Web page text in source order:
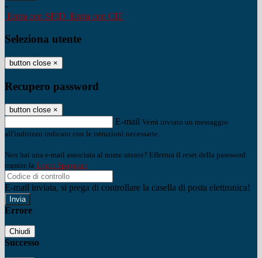
-
Entra con SPID Entra con CIE
Seleziona utente
button close ×
Recupero password
button close ×
E-mail Verrà inviato un messaggio
all'indirizzo indicato con le istruzioni necessarie.
Non hai una e-mail associata al nome utente? Effettua il reset della password
tramite la Login Spaggiari
E-mail inviata, si prega di controllare la casella di posta elettronica!
Errore
Chiudi
Successo